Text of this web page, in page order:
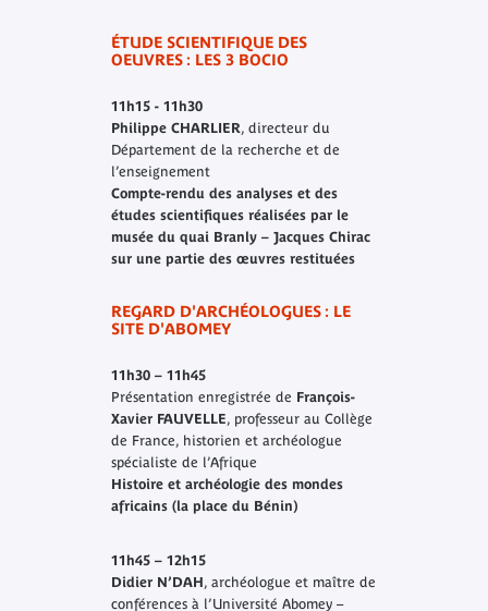
ÉTUDE SCIENTIFIQUE DES
OEUVRES : LES 3 BOCIO
11h15 - 11h30
Philippe CHARLIER, directeur du
Département de la recherche et de
l’enseignement
Compte-rendu des analyses et des
études scientifiques réalisées par le
musée du quai Branly – Jacques Chirac
sur une partie des œuvres restituées
REGARD D'ARCHÉOLOGUES : LE
SITE D'ABOMEY
11h30 – 11h45
Présentation enregistrée de François-
Xavier FAUVELLE, professeur au Collège
de France, historien et archéologue
spécialiste de l’Afrique
Histoire et archéologie des mondes
africains (la place du Bénin)
11h45 – 12h15
Didier N’DAH, archéologue et maître de
conférences à l’Université Abomey –